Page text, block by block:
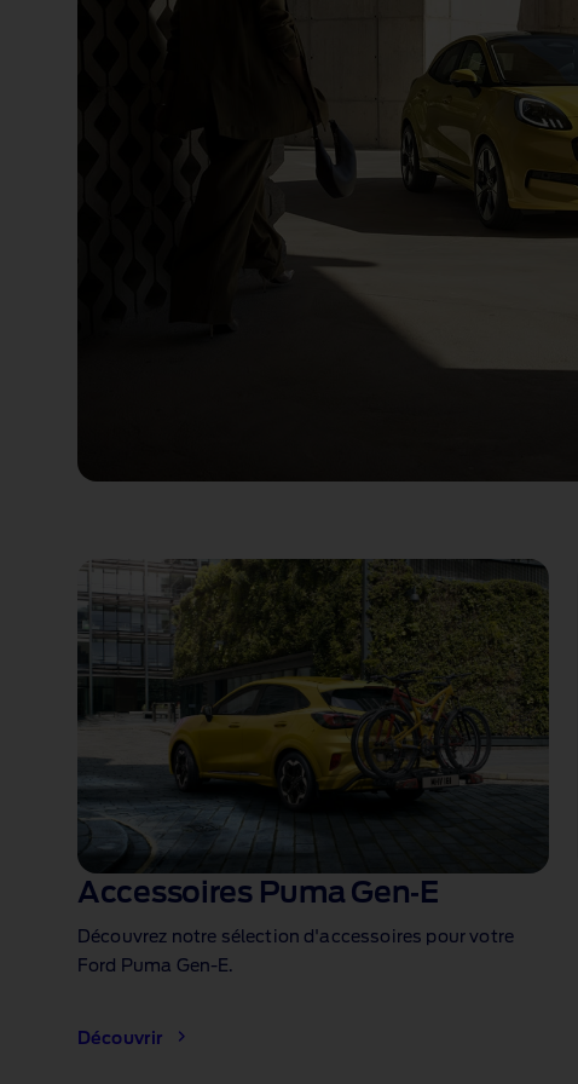
Accessoires Puma Gen‑E
Découvrez notre sélection d'accessoires pour votre
Ford Puma Gen‑E.
Découvrir